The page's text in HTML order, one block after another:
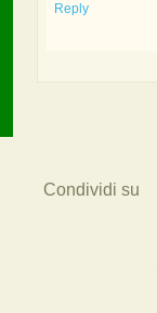
Reply
Condividi su